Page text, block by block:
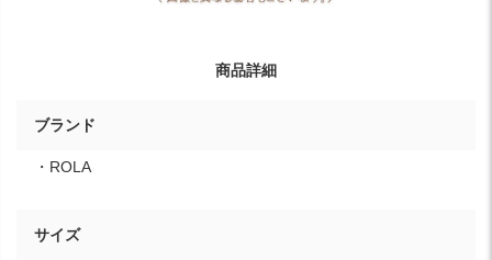
商品詳細
ブランド
・ROLA
サイズ